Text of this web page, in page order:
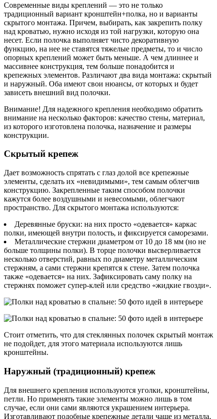
Современные виды креплений — это не только
традиционный вариант кронштейн+полка, но и варианты
скрытого монтажа. Причем, выбирать, как закрепить полку
над кроватью, нужно исходя из той нагрузки, которую она
несет. Если полочка выполняет чисто декоративную
функцию, на нее не ставятся тяжелые предметы, то и число
опорных креплений может быть меньше. А чем длиннее и
массивнее конструкция, тем больше понадобится и
крепежных элементов. Различают два вида монтажа: скрытый
и наружный. Оба имеют свои нюансы, от которых и будет
зависеть внешний вид полочки.
Внимание! Для надежного крепления необходимо обратить
внимание на несколько факторов: качество стены, материал,
из которого изготовлена полочка, назначение и размеры
конструкции.
Скрытый крепеж
Дает возможность спрятать с глаз долой все крепежные
элементы, сделать их «невидимыми», тем самым облегчив
конструкцию. Закрепленные таким способом полочки
кажутся более воздушными и невесомыми, облегчают
пространство. Для скрытого монтажа используются:
Деревянные бруски: на них просто «одевается» каркас
полки, имеющей внутри полость, и фиксируется саморезами.
Металлические стержни диаметром от 10 до 18 мм (но не
больше толщины полки). В торце полочки высверливается
несколько отверстий, равных по диаметру металлическим
стержням, а сами стержни крепятся к стене. Затем полочка
также «одевается» на них. Зафиксировать саму полку на
стержнях поможет супер-клей или средство «жидкие гвозди».
Стоит отметить, что для стеклянных полочек скрытый монтаж
не подойдет, для этого материала используются лишь
кронштейны.
Наружный (традиционный) крепеж
Для внешнего крепления используются уголки, кронштейны,
петли. Но применять такие элементы можно лишь в том
случае, если они сами являются украшением интерьера.
Изготавливают подобные крепежные детали чаще из металла,